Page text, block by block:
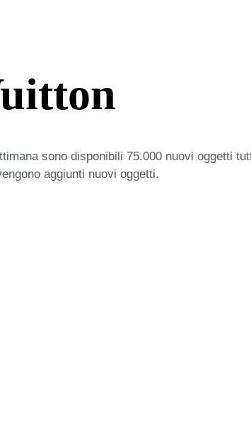
sono disponibili 75.000 nuovi oggetti
aggiunti nuovi oggetti.